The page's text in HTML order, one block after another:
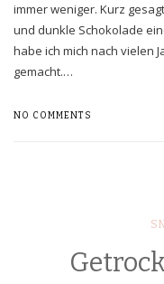
immer weniger. Kurz
und dunkle Schokolade
habe ich mich nach vielen
gemacht.…
NO COMMENTS